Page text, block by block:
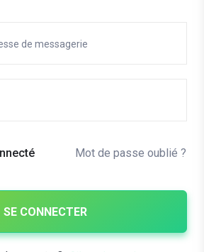
Mot de passe oublié ?
SE CONNECTER